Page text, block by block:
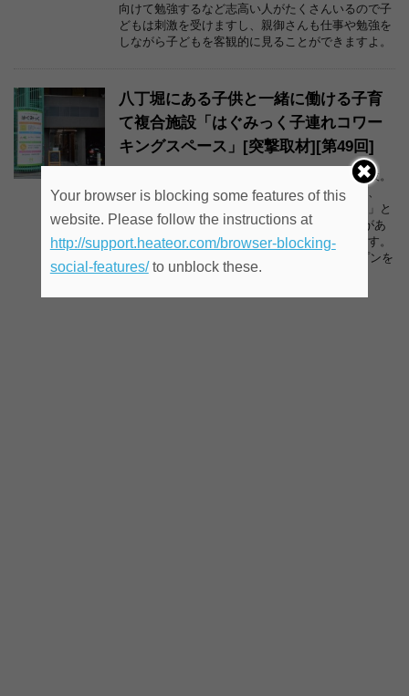
向けて勉強するなど志高い人がたくさんいるので子
どもは刺激を受けますし、親御さんも仕事や勉強を
しながら子どもを客観的に見ることができますよ。
八丁堀にある子供と一緒に働ける子育
て複合施設「はぐみっく子連れコワー
キングスペース」[突撃取材][第49回]
八丁堀にある子供と一緒に働ける子育て複合施設。
子連れで利用できるコワーキングスペースには、
「キッズスペースのあるコワーキングスペース」と
「一般的なコワーキングスペース」の2フロアがあ
り、加えて「保育園」「病児保育室」があります。
さらに2019年には産婦人科クリニックもオープンを
予定されています。
Your browser is blocking some features of this
website. Please follow the instructions at
http://support.heateor.com/browser-blocking-
social-features/to unblock these.